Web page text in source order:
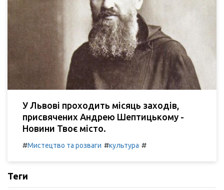
У Львові проходить місяць заходів,
присвячених Андрею Шептицькому -
Новини Твоє місто.
#Мистецтво та розваги #культура #
Теги